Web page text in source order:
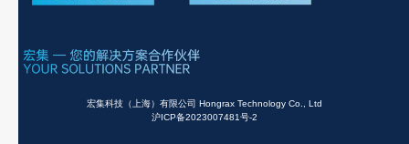
宏集科技（上海）有限公司 Hongrax Technology Co., Ltd
沪ICP备2023007481号-2